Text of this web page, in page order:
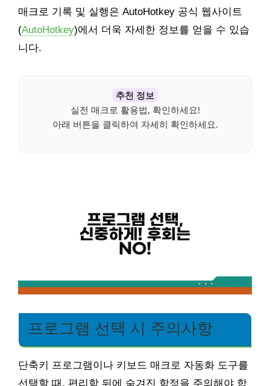
매크로 기록 및 실행은 AutoHotkey 공식 웹사이트
(AutoHotkey)에서 더욱 자세한 정보를 얻을 수 있습
니다.
추천 정보
실전 매크로 활용법, 확인하세요!
아래 버튼을 클릭하여 자세히 확인하세요.
프로그램 선택 시 주의사항
단축키 프로그램이나 키보드 매크로 자동화 도구를
선택할 때, 편리함 뒤에 숨겨진 함정을 주의해야 합